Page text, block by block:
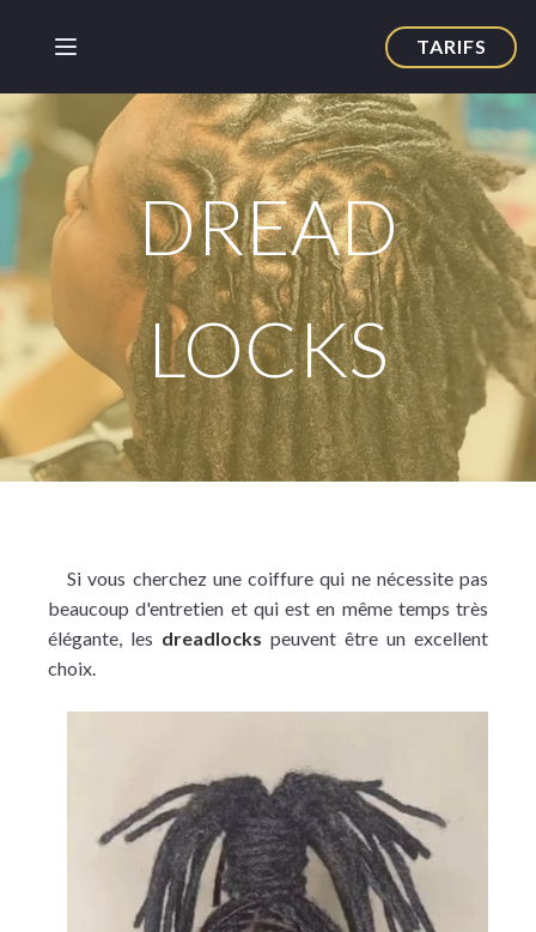
TARIFS
DREAD
LOCKS
Si vous cherchez une coiffure qui ne nécessite pas
beaucoup d'entretien et qui est en même temps très
élégante, les dreadlocks peuvent être un excellent
choix.